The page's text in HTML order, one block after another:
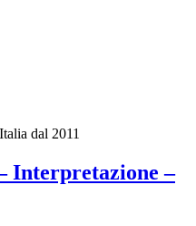
dal 2011
Interpretazione –